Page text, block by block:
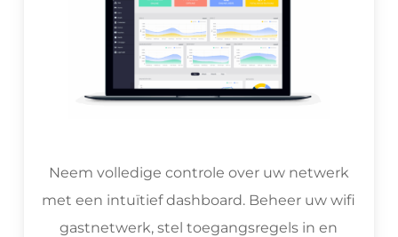
Neem volledige controle over uw netwerk
met een intuïtief dashboard. Beheer uw wifi
gastnetwerk, stel toegangsregels in en